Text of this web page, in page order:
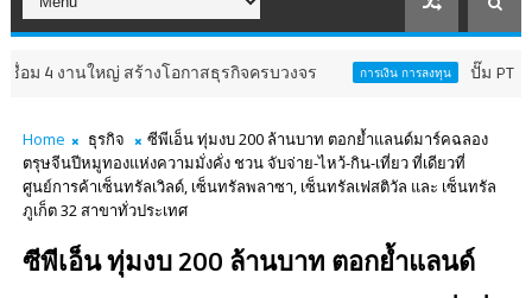
ใหญ่ สร้างโอกาสธุรกิจครบวงจร การเงิน การลงทุน ปั๊ม PT รับป้ายมาต
Home ธุรกิจ
ซีพีเอ็น ทุ่มงบ 200 ล้านบาท ตอกย้ำแลนด์มาร์คฉลอง
ตรุษจีนปีหมูทองแห่งความมั่งคั่ง ชวน จับจ่าย-ไหว้-กิน-เที่ยว ที่เดียวที่
ศูนย์การค้าเซ็นทรัลเวิลด์, เซ็นทรัลพลาซา, เซ็นทรัลเฟสติวัล และ เซ็นทรัล
ภูเก็ต 32 สาขาทั่วประเทศ
ซีพีเอ็น ทุ่มงบ 200 ล้านบาท ตอกย้ำแลนด์